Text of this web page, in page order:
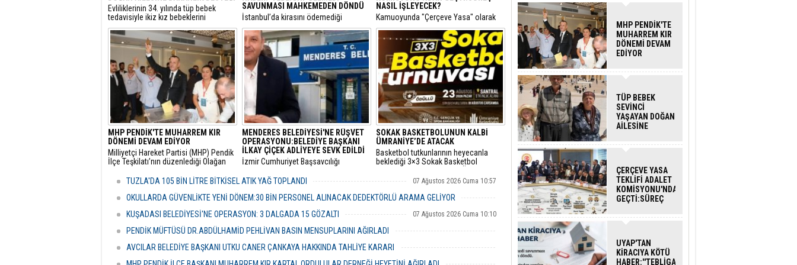
​Evliliklerinin 34. yılında tüp bebek
tedavisiyle ikiz kız bebeklerini
kucaklarına alan ve Anıtkabir
ziyaretleriyle sosyal medyada büyük
beğeni toplayan Doğan ailesi için Aile
ve Sosyal Hizmetler Bakanlığı harekete
geçti.
SAVUNMASI MAHKEMEDEN DÖNDÜ
​İstanbul’da kirasını ödemediği
gerekçesiyle hakkında icra takibi
başlatılan bir kiracının “Ödeme emri
elime ulaşmadı, takipten geç haberdar
oldum” diyerek yaptığı usulsüz tebligat
itirazı, İstinaf Mahkemesi’nin dikkat
çekici kararıyla sonuçsuz kaldı.
NASIL İŞLEYECEK?
​Kamuoyunda "Çerçeve Yasa" olarak
bilinen ve terör örgütü PKK'nin
kendisini feshederek silah bırakmasını
hedefleyen Milli Dayanışma ve
Toplumsal Bütünlüğün
Güçlendirilmesine Dair Kanun Teklifi,
TBMM Adalet Komisyonu'nda kabul
edildi.
MHP PENDİK'TE MUHARREM KIR
DÖNEMİ DEVAM EDİYOR
​Milliyetçi Hareket Partisi (MHP) Pendik
İlçe Teşkilatı’nın düzenlediği Olağan
Kır, delegelerin desteğini alarak
MENDERES BELEDİYESİ'NE RÜŞVET
OPERASYONU:BELEDİYE BAŞKANI
İLKAY ÇİÇEK ADLİYEYE SEVK EDİLDİ
​İzmir Cumhuriyet Başsavcılığı
soruşturması kapsamında gözaltına
Çiçek’in de aralarında bulunduğu 16
SOKAK BASKETBOLUNUN KALBİ
ÜMRANİYE’DE ATACAK
Basketbol tutkunlarının heyecanla
beklediği 3×3 Sokak Basketbol
Santral Etkinlik Alanı’nda
gerçekleştirilecek.
TUZLA'DA 105 BİN LİTRE BİTKİSEL ATIK YAĞ TOPLANDI 07 Ağustos 2026 Cuma 10:57
OKULLARDA GÜVENLİKTE YENİ DÖNEM:30 BİN PERSONEL ALINACAK DEDEKTÖRLÜ ARAMA GELİYOR
07 Ağustos 2026 Cuma 10:18
KUŞADASI BELEDİYESİ'NE OPERASYON: 3 DALGADA 15 GÖZALTI 07 Ağustos 2026 Cuma 10:10
PENDİK MÜFTÜSÜ DR.ABDÜLHAMİD PEHLİVAN BASIN MENSUPLARINI AĞIRLADI
AVCILAR BELEDİYE BAŞKANI UTKU CANER ÇANKAYA HAKKINDA TAHLİYE KARARI
06 Ağustos 2026 Perşembe 18:26
MHP PENDİK'TE
MUHARREM KIR
DÖNEMİ DEVAM
EDİYOR
TÜP BEBEK
SEVİNCİ
YAŞAYAN DOĞAN
AİLESİNE
DESTEĞİ
ÇERÇEVE YASA
TEKLİFİ ADALET
KOMİSYONU'NDAN
GEÇTİ:SÜREÇ
İŞLEYECEK?
UYAP'TAN
KİRACIYA KÖTÜ
HABER:''TEBLİGAT